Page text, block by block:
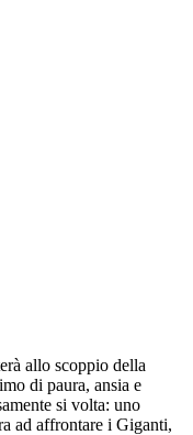
allo scoppio della
di paura, ansia e
si volta: uno
ad affrontare i Giganti,